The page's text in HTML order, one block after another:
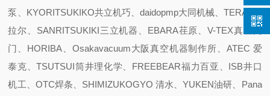
泵、KYORITSUKIKO共立机巧、daidopmp大同机械、TERAL泰
拉尔、SANRITSUKIKI三立机器、EBARA荏原、V-TEX真空阀
门、HORIBA、Osakavacuum大阪真空机器制作所、ATEC 爱
泰克、TSUTSUI筒井理化学、FREEBEAR福力百亚、ISB井口
机工、OTC焊条、SHIMIZUKOGYO 清水、YUKEN油研、Pana